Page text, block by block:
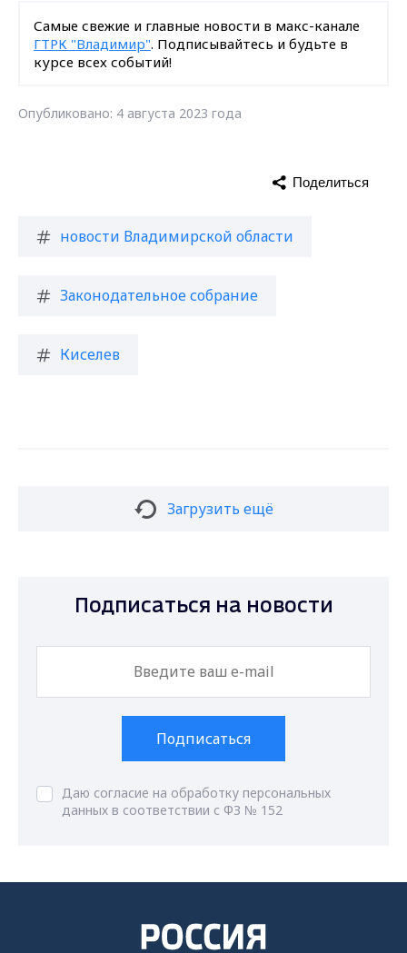
Самые свежие и главные новости в макс-канале
ГТРК "Владимир". Подписывайтесь и будьте в
курсе всех событий!
Опубликовано: 4 августа 2023 года
новости Владимирской области
Законодательное собрание
Киселев
Поделиться
Загрузить ещё
Подписаться на новости
Подписаться
Даю согласие на обработку персональных
данных в соответствии с ФЗ № 152